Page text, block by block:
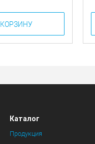
КОРЗИНУ
Каталог
Продукция